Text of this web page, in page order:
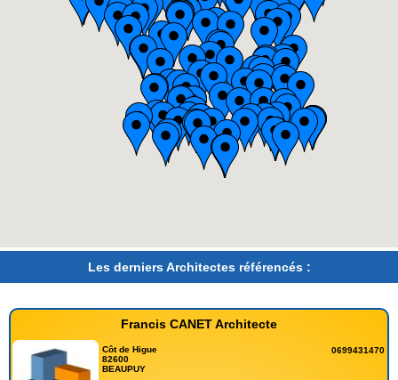
Les derniers Architectes référencés :
Francis CANET Architecte
Côt de Higue
82600
BEAUPUY
0699431470